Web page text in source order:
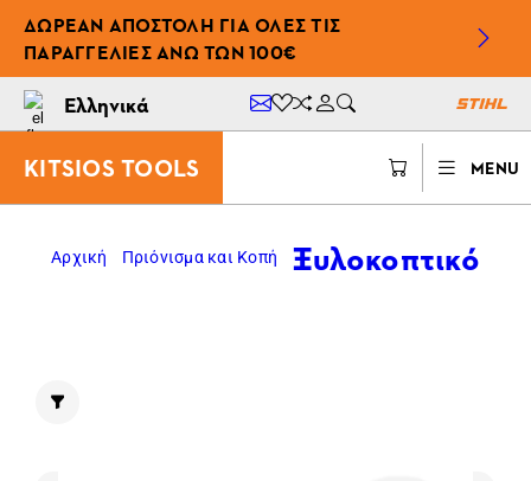
ΔΩΡΕΆΝ ΑΠΟΣΤΟΛΉ ΓΙΑ ΌΛΕΣ ΤΙΣ
ΠΑΡΑΓΓΕΛΊΕΣ ΆΝΩ ΤΩΝ 100€
Ελληνικά
KITSIOS TOOLS MENU
Αρχική Πριόνισμα και Κοπή Ξυλοκοπτικό